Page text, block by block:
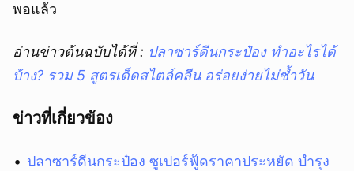
พอแล้ว
อ่านข่าวต้นฉบับได้ที่ : ปลาซาร์ดีนกระป๋อง ทำอะไรได้
บ้าง? รวม 5 สูตรเด็ดสไตล์คลีน อร่อยง่ายไม่ซ้ำวัน
ข่าวที่เกี่ยวข้อง
ปลาซาร์ดีนกระป๋อง ซูเปอร์ฟู้ดราคาประหยัด บำรุง